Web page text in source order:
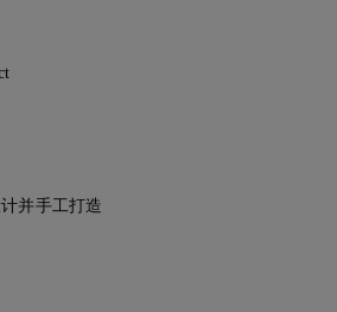
并手工打造
由77 Diamonds大师级珠宝匠将您的想法
购买均享有终身制造保修。如出现制造问